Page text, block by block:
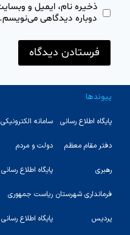
ذخیره نام، ایمیل و
دوباره دیدگاهی می‌نویسم.
پیوندها
پایگاه اطلاع رسانی
دفتر مقام معظم
رهبری
فرمانداری شهرستان
پردیس
سامانه الکترونیکی
دولت و مردم
پایگاه اطلاع رسانی
ریاست جمهوری
پایگاه اطلاع رسانی